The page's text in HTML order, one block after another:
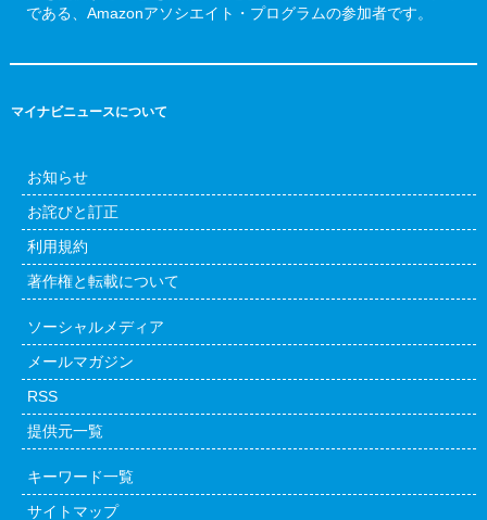
である、Amazonアソシエイト・プログラムの参加者です。
マイナビニュースについて
お知らせ
お詫びと訂正
利用規約
著作権と転載について
ソーシャルメディア
メールマガジン
RSS
提供元一覧
キーワード一覧
サイトマップ